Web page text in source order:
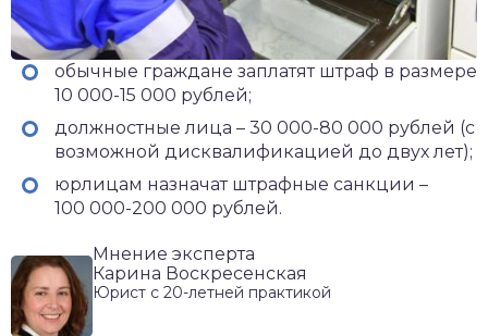
обычные граждане заплатят штраф в размере
10 000-15 000 рублей;
должностные лица – 30 000-80 000 рублей (с
возможной дисквалификацией до двух лет);
юрлицам назначат штрафные санкции –
100 000-200 000 рублей.
Мнение эксперта
Карина Воскресенская
Юрист с 20-летней практикой